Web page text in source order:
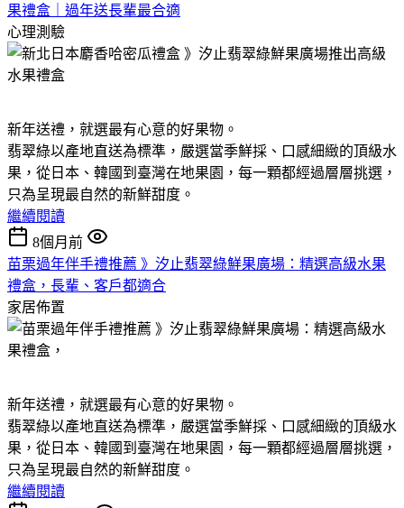
果禮盒｜過年送長輩最合適
心理測驗
新年送禮，就選最有心意的好果物。
翡翠綠以產地直送為標準，嚴選當季鮮採、口感細緻的頂級水
果，從日本、韓國到臺灣在地果園，每一顆都經過層層挑選，
只為呈現最自然的新鮮甜度。
繼續閱讀
8個月前
苗栗過年伴手禮推薦 》汐止翡翠綠鮮果廣場：精選高級水果
禮盒，長輩、客戶都適合
家居佈置
新年送禮，就選最有心意的好果物。
翡翠綠以產地直送為標準，嚴選當季鮮採、口感細緻的頂級水
果，從日本、韓國到臺灣在地果園，每一顆都經過層層挑選，
只為呈現最自然的新鮮甜度。
繼續閱讀